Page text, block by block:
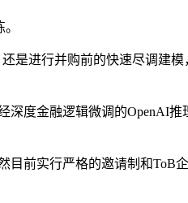
是进行并购前的快速尽调建
深度金融逻辑微调的OpenAI
前实行严格的邀请制和ToB